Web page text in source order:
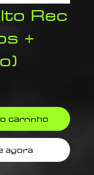
Rec
+
carrinho
agora